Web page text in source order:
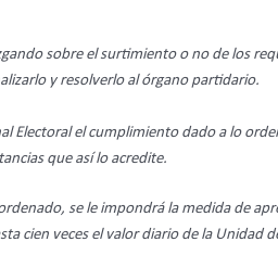
sobre el surtimiento o no de los
y resolverlo al órgano partidario.
Electoral el cumplimiento dado a lo
que así lo acredite.
se le impondrá la medida de
cien veces el valor diario de la Unidad